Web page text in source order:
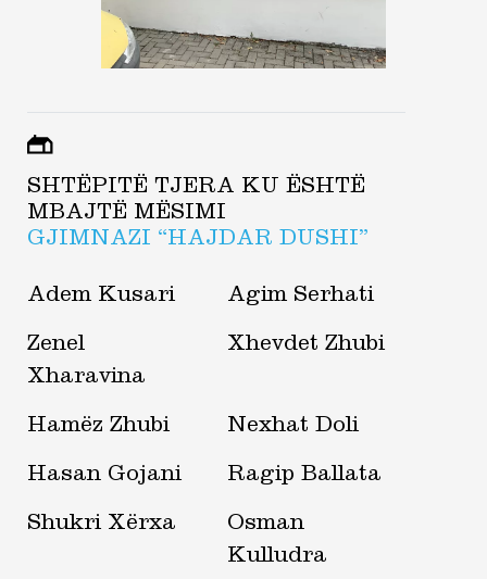
SHTËPITË TJERA KU ËSHTË
MBAJTË MËSIMI
GJIMNAZI “HAJDAR DUSHI”
Adem Kusari Agim Serhati
Zenel
Xharavina
Xhevdet Zhubi
Hamëz Zhubi Nexhat Doli
Hasan Gojani Ragip Ballata
Shukri Xërxa
Osman
Kulludra